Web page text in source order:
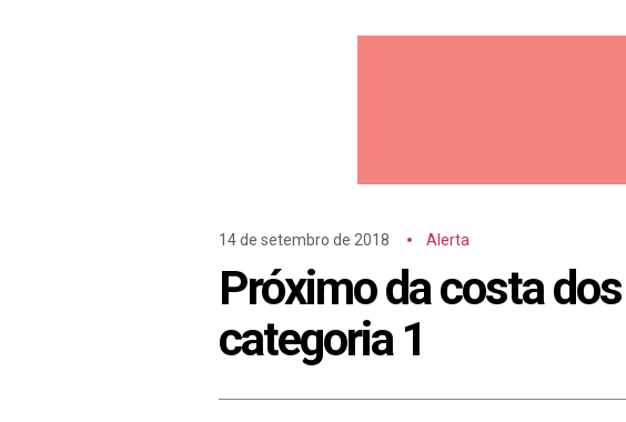
14 de setembro de 2018 Alerta
Próximo da costa
categoria 1